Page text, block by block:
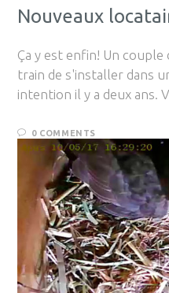
Nouveaux
Ça y est enfin! Un
train de s'installer dans
intention il y a deux ans.
0 COMMENTS